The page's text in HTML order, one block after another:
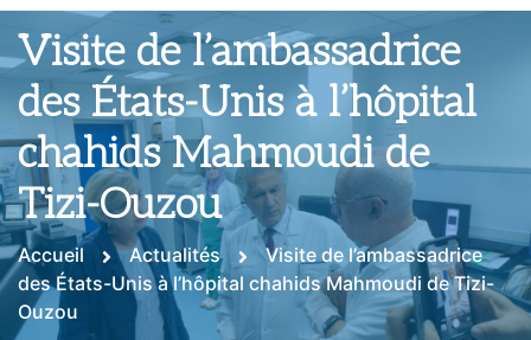
Visite de l’ambassadrice
des États-Unis à l’hôpital
chahids Mahmoudi de
Tizi-Ouzou
Accueil Actualités
Visite de l’ambassadrice
des États-Unis à l’hôpital chahids Mahmoudi de Tizi-
Ouzou